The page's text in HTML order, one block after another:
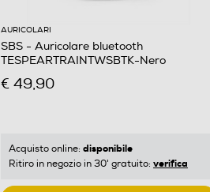
AURICOLARI
SBS - Auricolare bluetooth
TESPEARTRAINTWSBTK-Nero
€ 49,90
Acquisto online: disponibile
Ritiro in negozio in 30' gratuito: verifica